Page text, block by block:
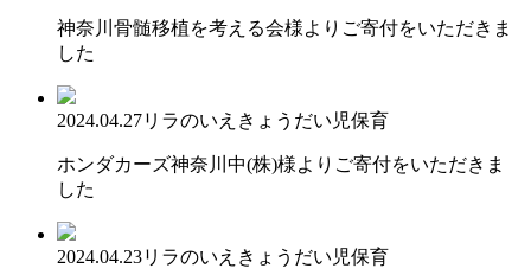
神奈川骨髄移植を考える会様よりご寄付をいただきま
した
2024.04.27リラのいえ きょうだい児保育
ホンダカーズ神奈川中(株)様よりご寄付をいただきま
した
2024.04.23リラのいえ きょうだい児保育